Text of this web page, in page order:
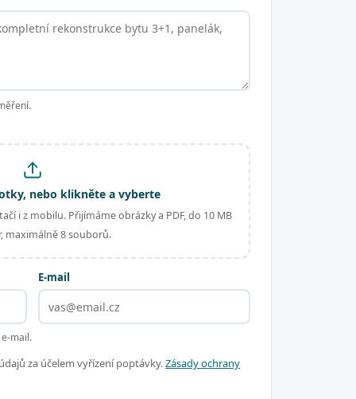
nebo klikněte a vyberte
i z mobilu. Přijímáme obrázky a PDF, do 10 MB
maximálně 8 souborů.
E-mail
mail.
za účelem vyřízení poptávky.Zásady ochrany